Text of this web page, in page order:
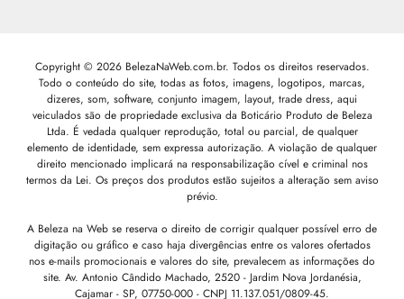
Copyright © 2026 BelezaNaWeb.com.br. Todos os direitos reservados.
Todo o conteúdo do site, todas as fotos, imagens, logotipos, marcas,
dizeres, som, software, conjunto imagem, layout, trade dress, aqui
veiculados são de propriedade exclusiva da Boticário Produto de Beleza
Ltda. É vedada qualquer reprodução, total ou parcial, de qualquer
elemento de identidade, sem expressa autorização. A violação de qualquer
direito mencionado implicará na responsabilização cível e criminal nos
termos da Lei. Os preços dos produtos estão sujeitos a alteração sem aviso
prévio.
A Beleza na Web se reserva o direito de corrigir qualquer possível erro de
digitação ou gráfico e caso haja divergências entre os valores ofertados
nos e-mails promocionais e valores do site, prevalecem as informações do
site. Av. Antonio Cândido Machado, 2520 - Jardim Nova Jordanésia,
Cajamar - SP, 07750-000 - CNPJ 11.137.051/0809-45.